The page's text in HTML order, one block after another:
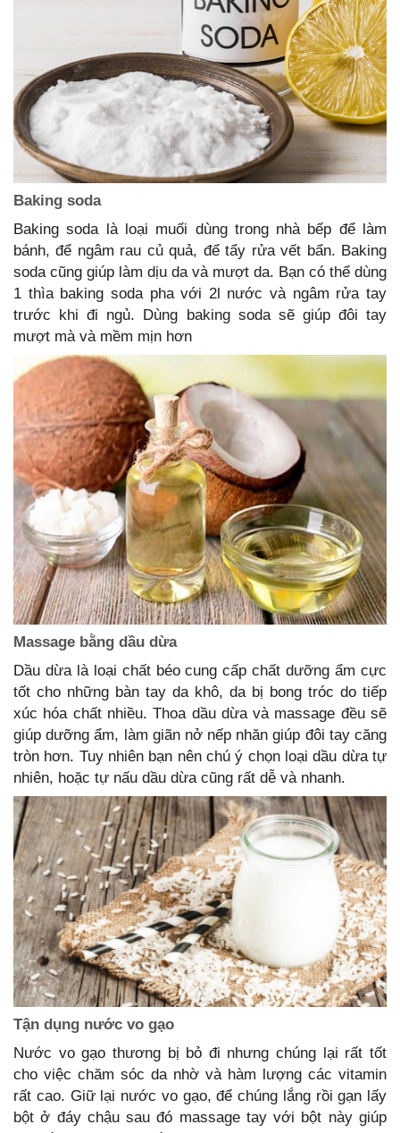
Baking soda
Baking soda là loại muối dùng trong nhà bếp để làm
bánh, để ngâm rau củ quả, để tẩy rửa vết bẩn. Baking
soda cũng giúp làm dịu da và mượt da. Bạn có thể dùng
1 thìa baking soda pha với 2l nước và ngâm rửa tay
trước khi đi ngủ. Dùng baking soda sẽ giúp đôi tay
mượt mà và mềm mịn hơn
Massage bằng dầu dừa
Dầu dừa là loại chất béo cung cấp chất dưỡng ẩm cực
tốt cho những bàn tay da khô, da bị bong tróc do tiếp
xúc hóa chất nhiều. Thoa dầu dừa và massage đều sẽ
giúp dưỡng ẩm, làm giãn nở nếp nhăn giúp đôi tay căng
tròn hơn. Tuy nhiên bạn nên chú ý chọn loại dầu dừa tự
nhiên, hoặc tự nấu dầu dừa cũng rất dễ và nhanh.
Tận dụng nước vo gạo
Nước vo gạo thương bị bỏ đi nhưng chúng lại rất tốt
cho việc chăm sóc da nhờ và hàm lượng các vitamin
rất cao. Giữ lại nước vo gạo, để chúng lắng rồi gạn lấy
bột ở đáy chậu sau đó massage tay với bột này giúp